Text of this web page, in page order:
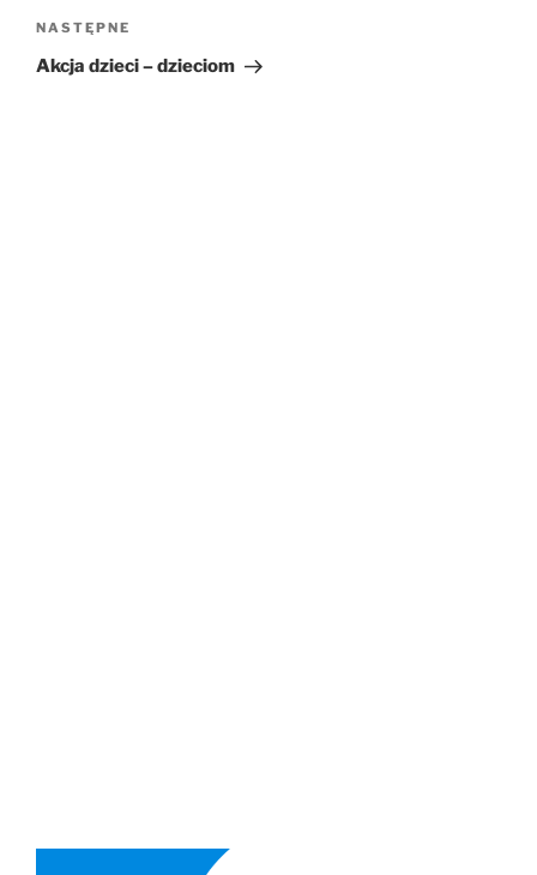
Następny
wpis
NASTĘPNE
Akcja dzieci – dzieciom